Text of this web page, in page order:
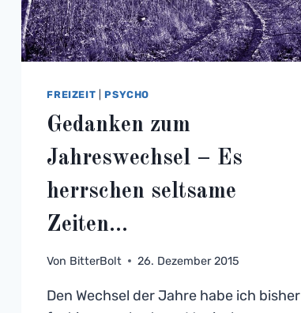
FREIZEIT |PSYCHO
Gedanken zum
Jahreswechsel – Es
herrschen seltsame
Zeiten…
Von BitterBolt 26. Dezember 2015
Den Wechsel der Jahre habe ich bisher